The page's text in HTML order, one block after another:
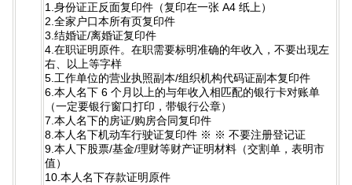
1.身份证正反面复印件（复印在一张 A4 纸上）
2.全家户口本所有页复印件
3.结婚证/离婚证复印件
4.在职证明原件。在职需要标明准确的年收入，不要出现左
右、以上等字样
5.工作单位的营业执照副本/组织机构代码证副本复印件
6.本人名下 6 个月以上的与年收入相匹配的银行卡对账单
（一定要银行窗口打印，带银行公章）
7.本人名下的房证/购房合同复印件
8.本人名下机动车行驶证复印件 ※ ※ 不要注册登记证
9.本人下股票/基金/理财等财产证明材料（交割单，表明市
值）
10.本人名下存款证明原件